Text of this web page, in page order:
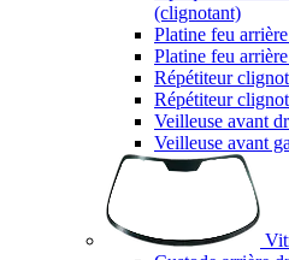
(clignotant)
Platine feu
Platine feu
Répétiteur
Répétiteur
Veilleuse avant
Veilleuse avant